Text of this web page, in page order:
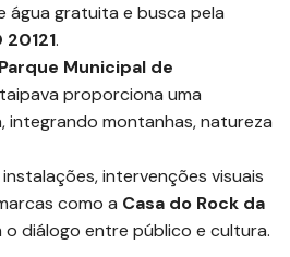
água gratuita e busca pela
20121.
Parque Municipal de
proporciona uma
integrando montanhas, natureza
instalações, intervenções visuais
como a Casa do Rock da
o diálogo entre público e cultura.